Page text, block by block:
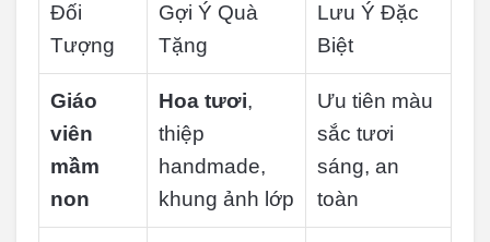
Đối
Tượng
Gợi Ý Quà
Tặng
Lưu Ý Đặc
Biệt
Giáo
viên
mầm
non
Hoa tươi,
thiệp
handmade,
khung ảnh lớp
Ưu tiên màu
sắc tươi
sáng, an
toàn